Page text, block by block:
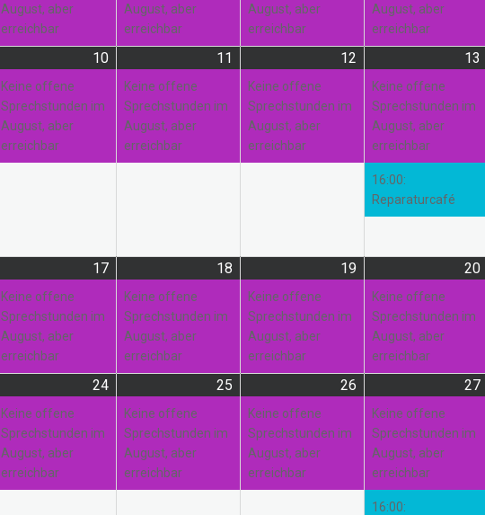
August, aber
erreichbar
August, aber
erreichbar
August, aber
erreichbar
August, aber
erreichbar
10
August
2026
Veranstaltung)
Keine offene
Sprechstunden im
August, aber
erreichbar
11
August
2026
Veranstaltung)
Keine offene
Sprechstunden im
August, aber
erreichbar
12
August
2026
Veranstaltung)
Keine offene
Sprechstunden im
August, aber
erreichbar
13
Keine offene
Sprechstunden im
August, aber
erreichbar
16:00:
Reparaturcafé
17
August
2026
Veranstaltung)
Keine offene
Sprechstunden im
August, aber
erreichbar
18
August
2026
Veranstaltung)
Keine offene
Sprechstunden im
August, aber
erreichbar
19
August
2026
Veranstaltung)
Keine offene
Sprechstunden im
August, aber
erreichbar
20
Keine offene
Sprechstunden im
August, aber
erreichbar
24
August
2026
Veranstaltung)
Keine offene
Sprechstunden im
August, aber
erreichbar
25
August
2026
Veranstaltung)
Keine offene
Sprechstunden im
August, aber
erreichbar
26
August
2026
Veranstaltung)
Keine offene
Sprechstunden im
August, aber
erreichbar
27
Keine offene
Sprechstunden im
August, aber
erreichbar
16:00: